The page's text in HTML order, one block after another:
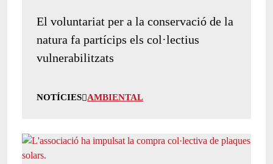
El voluntariat per a la conservació de la
natura fa partícips els col·lectius
vulnerabilitzats
NOTÍCIES AMBIENTAL